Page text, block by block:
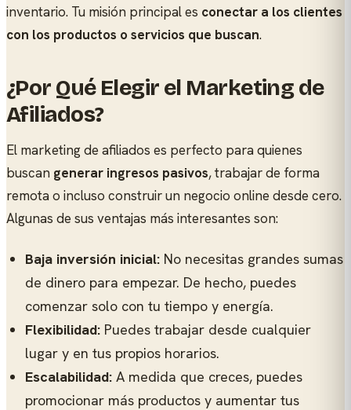
inventario. Tu misión principal es conectar a los clientes
con los productos o servicios que buscan.
¿Por Qué Elegir el Marketing de
Afiliados?
El marketing de afiliados es perfecto para quienes
buscan generar ingresos pasivos, trabajar de forma
remota o incluso construir un negocio online desde cero.
Algunas de sus ventajas más interesantes son:
Baja inversión inicial: No necesitas grandes sumas
de dinero para empezar. De hecho, puedes
comenzar solo con tu tiempo y energía.
Flexibilidad: Puedes trabajar desde cualquier
lugar y en tus propios horarios.
Escalabilidad: A medida que creces, puedes
promocionar más productos y aumentar tus